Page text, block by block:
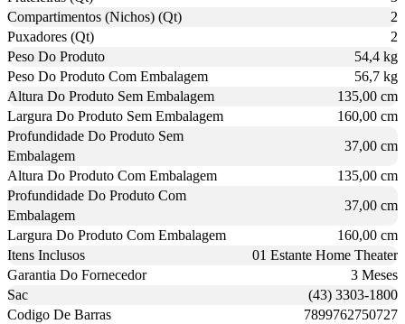
Compartimentos (Nichos) (Qt)
2
Puxadores (Qt)
2
Peso Do Produto
54,4 kg
Peso Do Produto Com Embalagem
56,7 kg
Altura Do Produto Sem Embalagem
135,00 cm
Largura Do Produto Sem Embalagem
160,00 cm
Profundidade Do Produto Sem
Embalagem
37,00 cm
Altura Do Produto Com Embalagem
135,00 cm
Profundidade Do Produto Com
Embalagem
37,00 cm
Largura Do Produto Com Embalagem
160,00 cm
Itens Inclusos
01 Estante Home Theater
Garantia Do Fornecedor
3 Meses
Sac
(43) 3303-1800
Codigo De Barras
7899762750727